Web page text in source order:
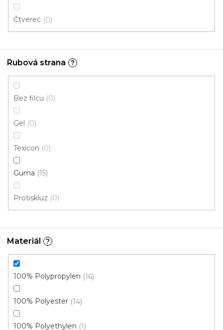
Čtverec 0
Rubová strana ?
Bez filcu 0
Gel 0
Texicon 0
Guma 15
Protiskluz 0
Materiál ?
100% Polypropylen 16
100% Polyester 14
100% Polyethylen 1
Skladem, ihned k odeslání
od
40x60 cm 60x90 cm